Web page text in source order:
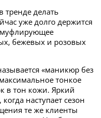
делать
уже долго держится
бежевых и розовых
«маникюр без
тонкое
в тон кожи. Яркий
наступает сезон
те же клиенты